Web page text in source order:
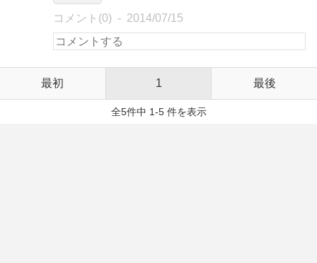
コメント(0) 2014/07/15
最初 1 最後
全5件中 1-5 件を表示